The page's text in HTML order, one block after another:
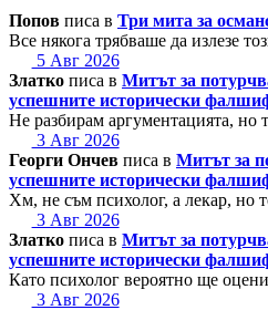
Попов писа в Три мита за
Все някога трябваше да излезе
5 Авг 2026
Златко писа в Митът за
успешните исторически
Не разбирам аргументацията, но
3 Авг 2026
Георги Ончев писа в Митът за
успешните исторически
Хм, не съм психолог, а лекар, но
3 Авг 2026
Златко писа в Митът за
успешните исторически
Като психолог вероятно ще
3 Авг 2026